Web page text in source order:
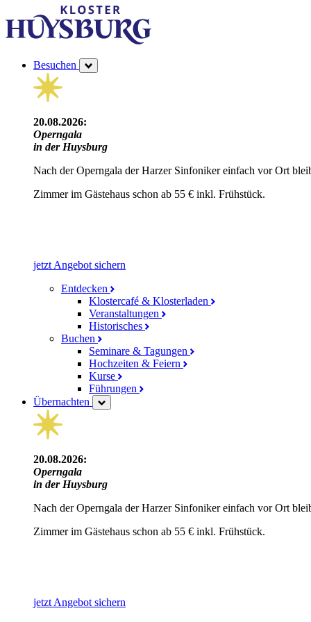
Besuchen
20.08.2026:
Operngala
in der Huysburg
Nach der Operngala der Harzer Sinfoniker einfach vor Ort
Zimmer im Gästehaus schon ab 55 € inkl. Frühstück.
jetzt Angebot sichern
Entdecken
Klostercafé & Klosterladen
Veranstaltungen
Historisches
Buchen
Seminare & Tagungen
Hochzeiten & Feiern
Kurse
Führungen
Übernachten
20.08.2026:
Operngala
in der Huysburg
Nach der Operngala der Harzer Sinfoniker einfach vor Ort
Zimmer im Gästehaus schon ab 55 € inkl. Frühstück.
jetzt Angebot sichern